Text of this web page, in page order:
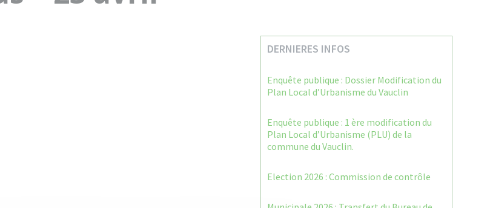
DERNIERES INFOS
Enquête publique : Dossier Modification du
Plan Local d’Urbanisme du Vauclin
Enquête publique : 1 ère modification du
Plan Local d’Urbanisme (PLU) de la
commune du Vauclin.
Election 2026 : Commission de contrôle